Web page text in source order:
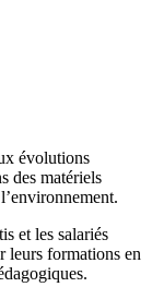
évolutions
des matériels
et les salariés
leurs formations en